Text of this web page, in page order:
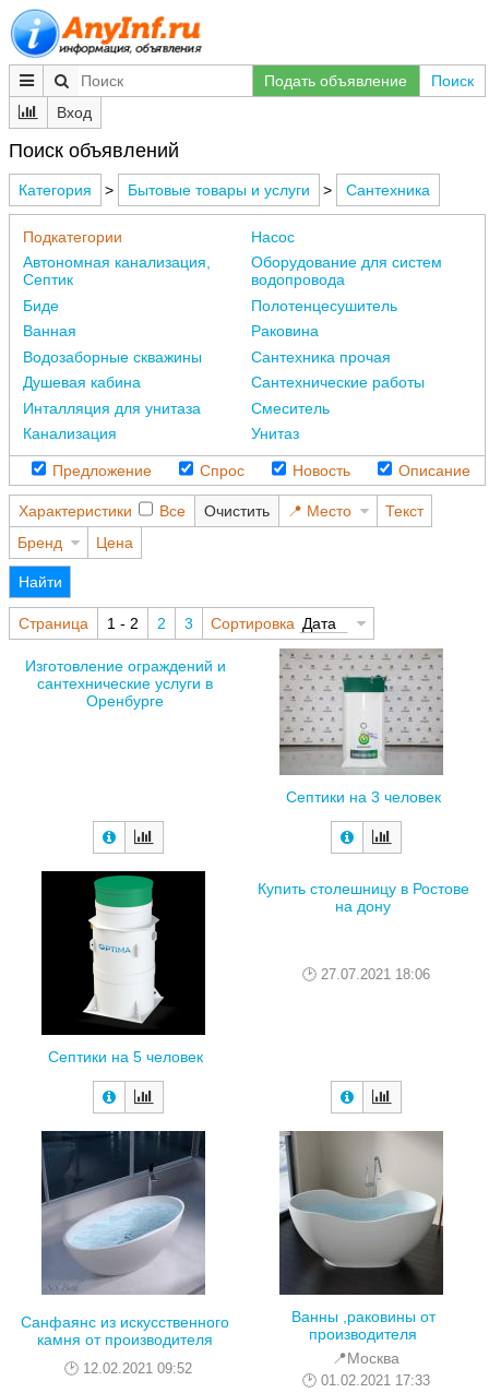
Подать объявление
Поиск
Вход
Поиск объявлений
Категория > Бытовые товары и услуги > Сантехника
Подкатегории
Автономная канализация,
Септик
Биде
Ванная
Водозаборные скважины
Душевая кабина
Инталляция для унитаза
Канализация
Насоc
Оборудование для систем
водопровода
Полотенцесушитель
Раковина
Сантехника прочая
Сантехнические работы
Смеситель
Унитаз
Предложение Спрос Новость Описание
Характеристики Все Очистить Место
Текст
Бренд
Цена
Найти
Страница 1 - 2 2 3 Сортировка Дата
Изготовление ограждений и
сантехнические услуги в
Оренбурге
Септики на 3 человек
Септики на 5 человек
Купить столешницу в Ростове
на дону
27.07.2021 18:06
Санфаянс из искусственного
камня от производителя
12.02.2021 09:52
Ванны ,раковины от
производителя
📍Москва
01.02.2021 17:33